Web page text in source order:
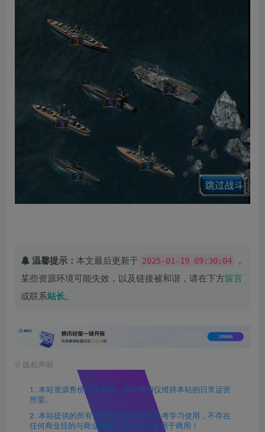
温馨提示： 本文最后更新于 2025-01-19 09:30:04
，
某些资源环境可能失效，以及链接被和谐，请在下方留言
或联系站长。
© 版权声明
1. 本站资源售价只是赞助，收取费用仅维持本站的日常运营
所需。
2. 本站提供的所有资源仅供本地单机参考学习使用，不存在
任何商业目的与商业用途，请大家不要用于商用！